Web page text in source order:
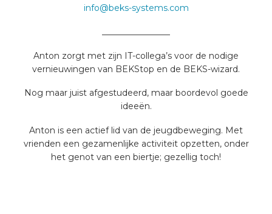
info@beks-systems.com
Anton zorgt met zijn IT-collega’s voor de nodige
vernieuwingen van BEKStop en de BEKS-wizard.
Nog maar juist afgestudeerd, maar boordevol goede
ideeën.
Anton is een actief lid van de jeugdbeweging. Met
vrienden een gezamenlijke activiteit opzetten, onder
het genot van een biertje; gezellig toch!